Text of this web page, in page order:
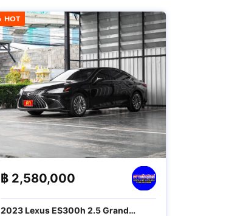
HOT
฿ 2,580,000
2023 Lexus ES300h 2.5 Grand